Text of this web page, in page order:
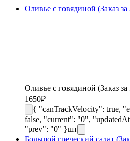
Оливье с говядиной (Заказ за
Оливье с говядиной (Заказ за
1650₽
{ "canTrackVelocity": true,
false, "current": "0",
"prev": "0" }шт
Большой греческий салат